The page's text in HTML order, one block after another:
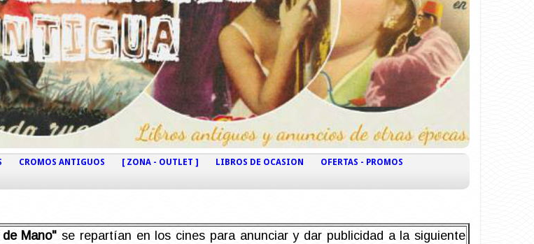
CROMOS ANTIGUOS [ ZONA - OUTLET ] LIBROS DE OCASION
OFERTAS - PROMOS
Mano" se repartían en los cines para anunciar y dar publicidad a la siguiente